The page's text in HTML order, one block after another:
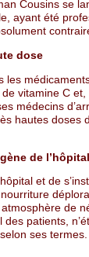
Cousins se
ayant été
dose
les
vitamine C
médecins
hautes doses
de l’hôpital
et de
de
patients,
ses termes.